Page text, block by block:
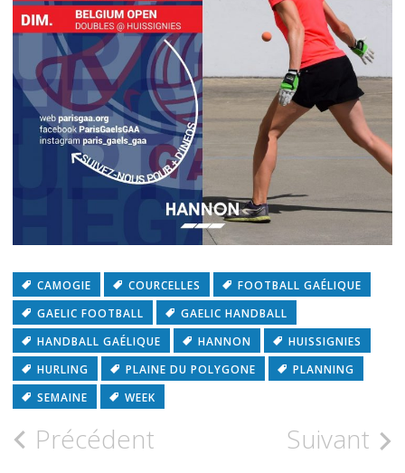
CAMOGIE COURCELLES
FOOTBALL GAÉLIQUE
GAELIC FOOTBALL
GAELIC HANDBALL
HANDBALL GAÉLIQUE
HANNON
HUISSIGNIES
HURLING
PLAINE DU POLYGONE
PLANNING
SEMAINE
WEEK
Précédent Suivant